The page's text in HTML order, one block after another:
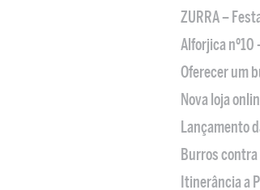
ZURRA –
Alforjica
Oferecer um
Nova loja
Lançamento
Burros
Itinerância a